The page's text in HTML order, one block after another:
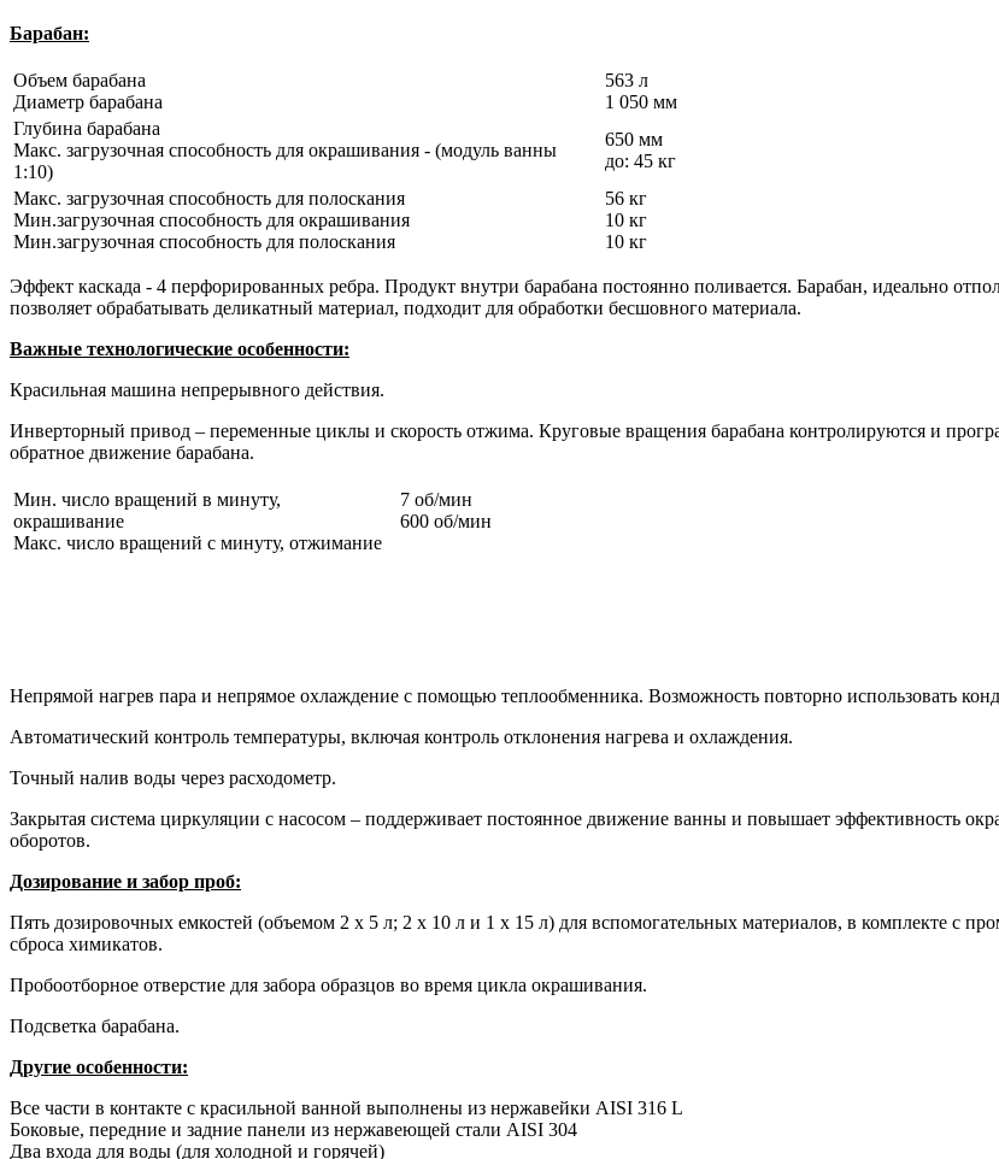
Барабан:
Объем барабана
Диаметр барабана
563 л
1 050 мм
Глубина барабана
Макс. загрузочная способность для окрашивания - (модуль ванны
1:10)
650 мм
до: 45 кг
Макс. загрузочная способность для полоскания
Мин.загрузочная способность для окрашивания
Мин.загрузочная способность для полоскания
56 кг
10 кг
10 кг
Эффект каскада - 4 перфорированных ребра. Продукт внутри барабана постоянно поливается. Барабан, идеально
позволяет обрабатывать деликатный материал, подходит для обработки бесшовного материала.
Важные технологические особенности:
Красильная машина непрерывного действия.
Инверторный привод – переменные циклы и скорость отжима. Круговые вращения барабана контролируются и
обратное движение барабана.
Мин. число вращений в минуту,
окрашивание
Макс. число вращений с минуту, отжимание
7 об/мин
600 об/мин
Непрямой нагрев пара и непрямое охлаждение с помощью теплообменника. Возможность повторно использовать
Автоматический контроль температуры, включая контроль отклонения нагрева и охлаждения.
Точный налив воды через расходометр.
Закрытая система циркуляции с насосом – поддерживает постоянное движение ванны и повышает эффективность
оборотов.
Дозирование и забор проб:
Пять дозировочных емкостей (объемом 2 x 5 л; 2 x 10 л и 1 x 15 л) для вспомогательных материалов, в комплекте с
сброса химикатов.
Пробоотборное отверстие для забора образцов во время цикла окрашивания.
Подсветка барабана.
Другие особенности:
Все части в контакте с красильной ванной выполнены из нержавейки AISI 316 L
Боковые, передние и задние панели из нержавеющей стали AISI 304
Два входа для воды (для холодной и горячей)